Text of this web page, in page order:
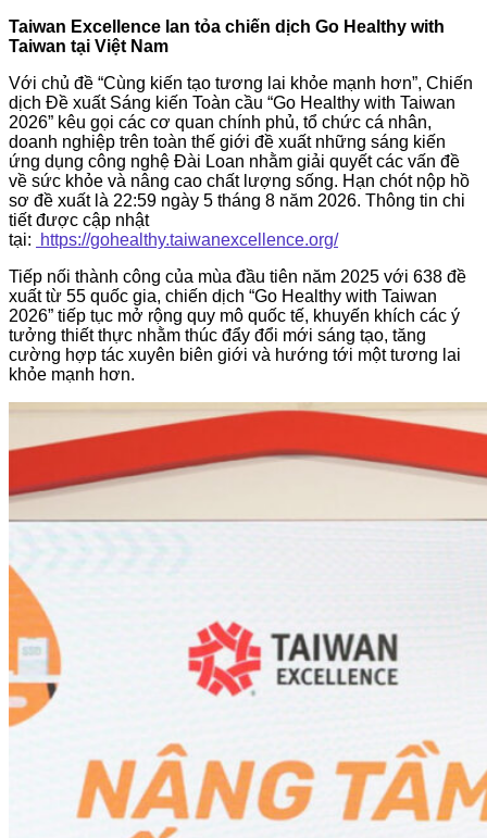
Taiwan Excellence lan tỏa chiến dịch Go Healthy with
Taiwan tại Việt Nam
Với chủ đề “Cùng kiến tạo tương lai khỏe mạnh hơn”, Chiến
dịch Đề xuất Sáng kiến Toàn cầu “Go Healthy with Taiwan
2026” kêu gọi các cơ quan chính phủ, tổ chức cá nhân,
doanh nghiệp trên toàn thế giới đề xuất những sáng kiến
ứng dụng công nghệ Đài Loan nhằm giải quyết các vấn đề
về sức khỏe và nâng cao chất lượng sống. Hạn chót nộp hồ
sơ đề xuất là 22:59 ngày 5 tháng 8 năm 2026. Thông tin chi
tiết được cập nhật
tại:
https://gohealthy.taiwanexcellence.org/
Tiếp nối thành công của mùa đầu tiên năm 2025 với 638 đề
xuất từ 55 quốc gia, chiến dịch “Go Healthy with Taiwan
2026” tiếp tục mở rộng quy mô quốc tế, khuyến khích các ý
tưởng thiết thực nhằm thúc đẩy đổi mới sáng tạo, tăng
cường hợp tác xuyên biên giới và hướng tới một tương lai
khỏe mạnh hơn.